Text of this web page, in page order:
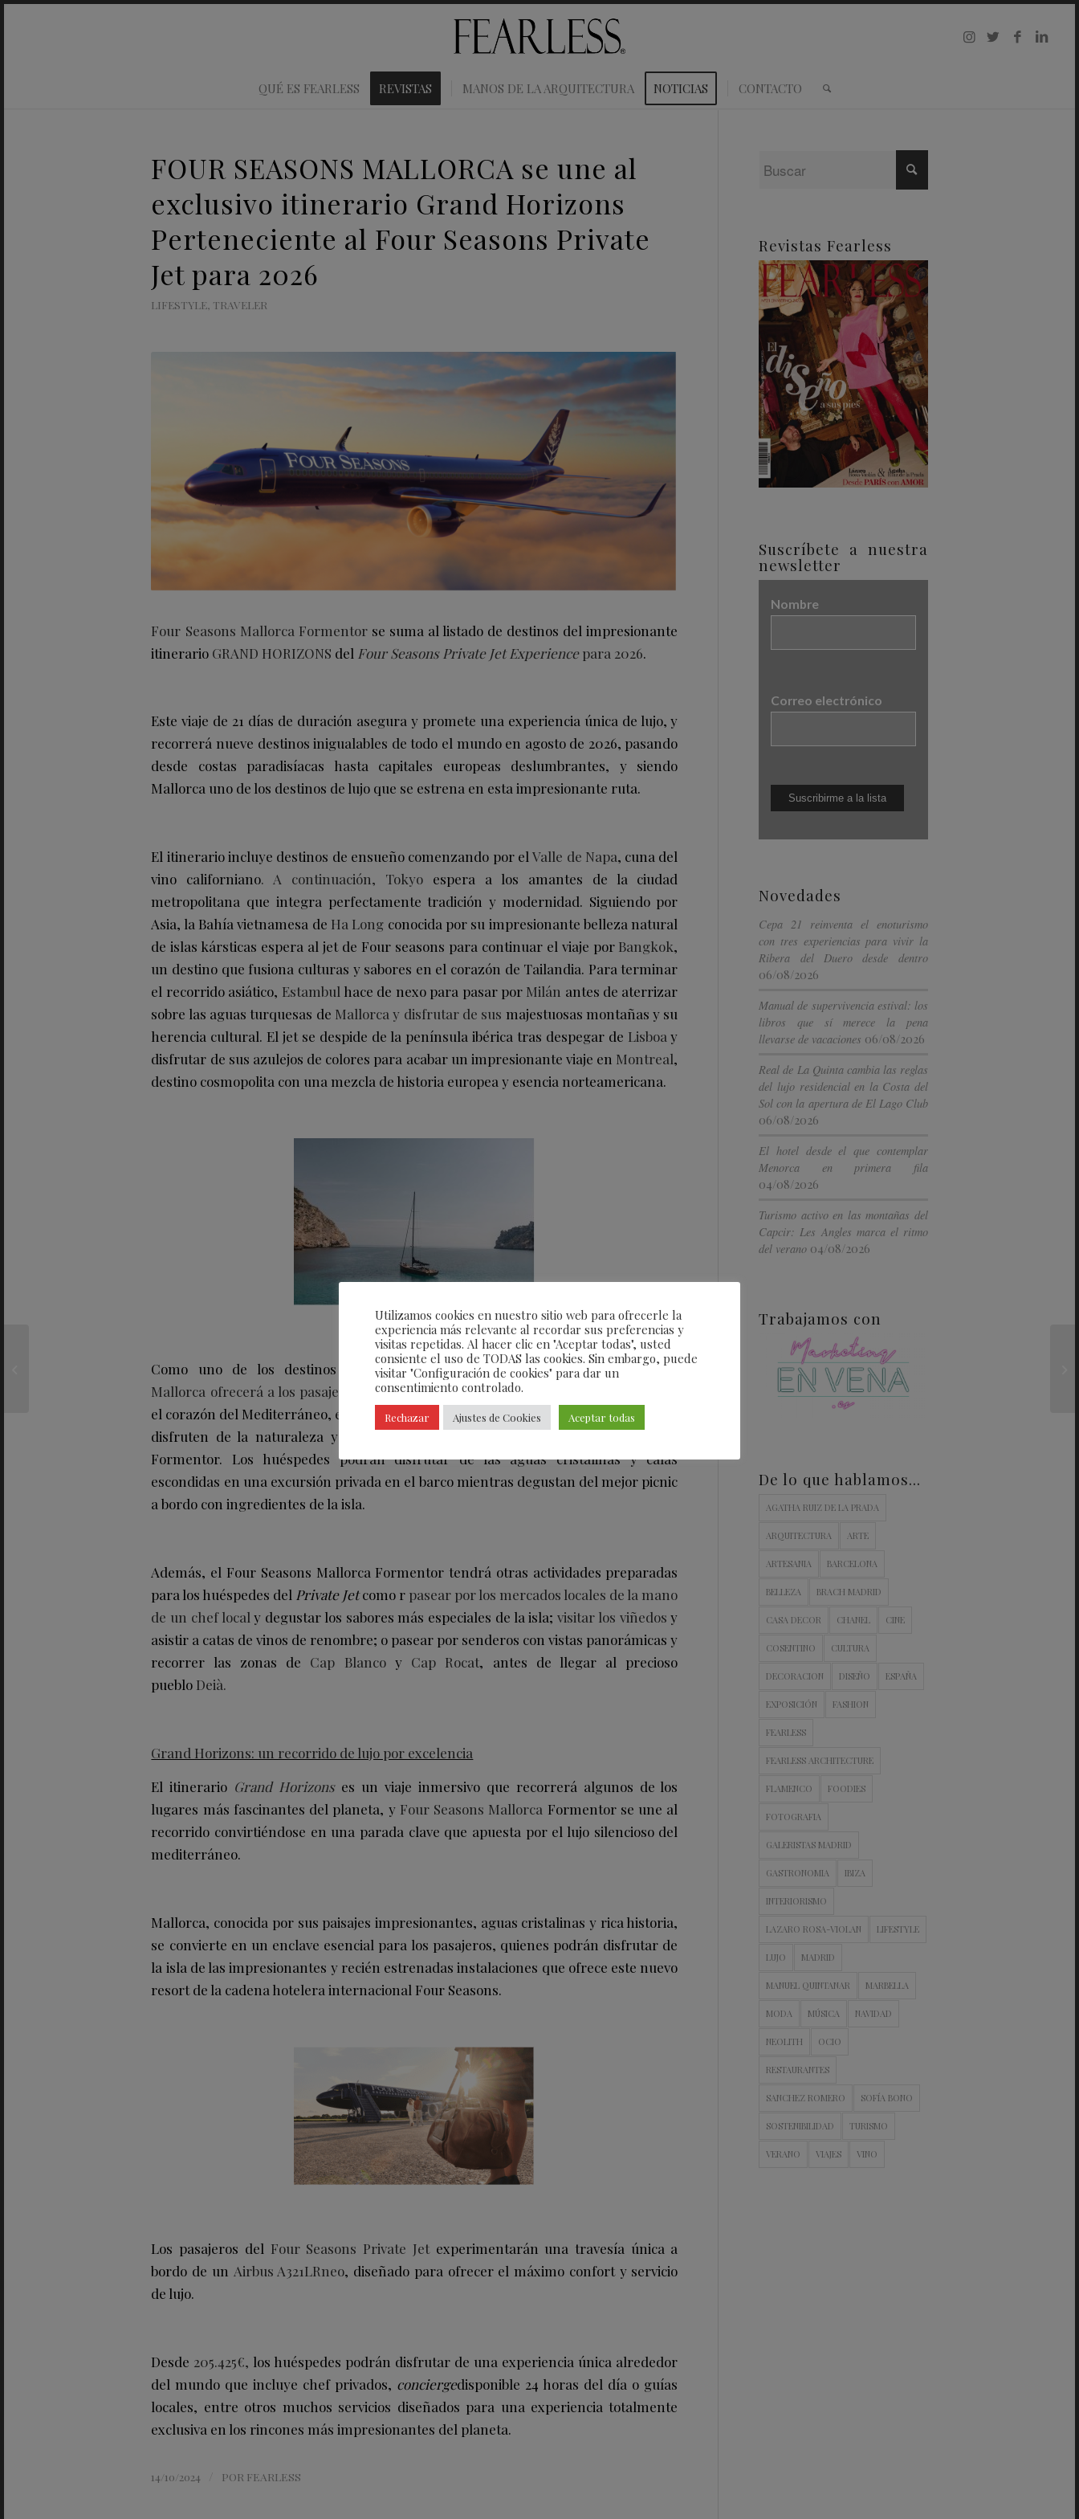
QUÉ ES FEARLESS REVISTAS MANOS DE LA ARQUITECTURA NOTICIAS CONTACTO
FOUR SEASONS MALLORCA se une al
exclusivo itinerario Grand Horizons
Perteneciente al Four Seasons Private
Jet para 2026
LIFESTYLE, TRAVELER
Four Seasons Mallorca Formentorse suma al listado de destinos del impresionante
itinerario GRAND HORIZONS del Four Seasons Private Jet Experiencepara 2026.
Este viaje de 21 días de duración asegura y promete una experiencia única de lujo, y
recorrerá nueve destinos inigualables de todo el mundo en agosto de 2026, pasando
desde costas paradisíacas hasta capitales europeas deslumbrantes, y siendo
Mallorca uno de los destinos de lujo que se estrena en esta impresionante ruta.
El itinerario incluye destinos de ensueño comenzando por elValle de Napa, cuna del
vino californiano. A continuación, Tokyo espera a los amantes de la ciudad
metropolitana que integra perfectamente tradición y modernidad. Siguiendo por
Asia, la Bahía vietnamesa de Ha Long conocida por su impresionante belleza natural
de islas kársticas espera al jet de Four seasons para continuar el viaje por Bangkok,
un destino que fusiona culturas y sabores en el corazón de Tailandia. Para terminar
el recorrido asiático, Estambul hace de nexo para pasar por Milán antes de aterrizar
sobre las aguas turquesas de Mallorca y disfrutar de sus majestuosas montañas y su
herencia cultural. El jet se despide de la península ibérica tras despegar de Lisboa y
disfrutar de sus azulejos de colores para acabar un impresionante viaje en Montreal,
destino cosmopolita con una mezcla de historia europea y esencia norteamericana.
Como uno de los destinos más exclusivos de este itinerario,Four Seasons
Mallorca ofrecerá a los pasajeros delPrivate Jetuna estancia inolvidable
el corazón del Mediterráneo, el resort será el escenario ideal para que los huéspedes
disfruten de la naturaleza y cultura y el lujo silencioso que tanto caracteriza a
Formentor. Los huéspedes podrán disfrutar de las aguas cristalinas y calas
escondidas en una excursión privada en el barco mientras degustan del mejor picnic
a bordo con ingredientes de la isla.
Además, el Four Seasons Mallorca Formentor tendrá otras actividades preparadas
para los huéspedes del Private Jetcomo r pasear por los mercados locales de la mano
de un chef local y degustar los sabores más especiales de la isla;visitar los viñedos y
asistir a catas de vinos de renombre; o pasear por senderos con vistas panorámicas y
recorrer las zonas de Cap Blancoy Cap Rocat, antes de llegar al precioso
pueblo Deià.
Grand Horizons: un recorrido de lujo por excelencia
El itinerario Grand Horizonses un viaje inmersivo que recorrerá algunos de los
lugares más fascinantes del planeta, y Four Seasons Mallorca Formentor se une al
recorrido convirtiéndose en una parada clave que apuesta por el lujo silencioso del
mediterráneo.
Mallorca, conocida por sus paisajes impresionantes, aguas cristalinas y rica historia,
se convierte en un enclave esencial para los pasajeros, quienes podrán disfrutar de
la isla de las impresionantes y recién estrenadas instalaciones que ofrece este nuevo
resort de la cadena hotelera internacional Four Seasons.
Los pasajeros del Four Seasons Private Jetexperimentarán una travesía única a
bordo de un Airbus A321LRneo, diseñado para ofrecer el máximo confort y servicio
de lujo.
Desde 205.425€, los huéspedes podrán disfrutar de una experiencia única alrededor
del mundo que incluye chef privados, conciergedisponible 24 horas del día o guías
locales, entre otros muchos servicios diseñados para una experiencia totalmente
exclusiva en los rincones más impresionantes del planeta.
14/10/2024 POR FEARLESS
Revistas Fearless
Suscríbete a nuestra
newsletter
Nombre
Correo electrónico
Novedades
Cepa 21 reinventa el enoturismo
con tres experiencias para vivir la
Ribera del Duero desde dentro
06/08/2026
Manual de supervivencia estival: los
libros que sí merece la pena
llevarse de vacaciones 06/08/2026
Real de La Quinta cambia las reglas
del lujo residencial en la Costa del
Sol con la apertura de El Lago Club
06/08/2026
El hotel desde el que contemplar
Menorca en primera fila
04/08/2026
Turismo activo en las montañas del
Capcir: Les Angles marca el ritmo
del verano 04/08/2026
Trabajamos con
De lo que hablamos…
AGATHA RUIZ DE LA PRADA
ARQUITECTURA ARTE
ARTESANIA BARCELONA
BELLEZA BRACH MADRID
CASA DECOR CHANEL CINE
COSENTINO CULTURA
DECORACION DISEÑO ESPAÑA
EXPOSICIÓN FASHION
FEARLESS
FEARLESS ARCHITECTURE
FLAMENCO FOODIES
FOTOGRAFIA
GALERISTAS MADRID
GASTRONOMIA IBIZA
INTERIORISMO
LAZARO ROSA-VIOLAN LIFESTYLE
LUJO MADRID
MANUEL QUINTANAR MARBELLA
MODA MÚSICA NAVIDAD
NEOLITH OCIO
RESTAURANTES
SANCHEZ ROMERO SOFÍA BONO
SOSTENIBILIDAD TURISMO
VERANO VIAJES VINO
Utilizamos cookies en nuestro sitio web para ofrecerle la
experiencia más relevante al recordar sus preferencias y
visitas repetidas. Al hacer clic en "Aceptar todas", usted
consiente el uso de TODAS las cookies. Sin embargo, puede
visitar "Configuración de cookies" para dar un
consentimiento controlado.
Rechazar Ajustes de Cookies Aceptar todas